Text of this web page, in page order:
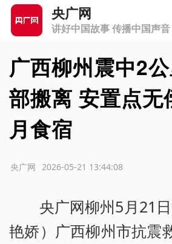
央广网
讲好中国故事 传播中国声音
广西柳州震中2
部搬离 安置点无
月食宿
2026-05-21 13:44:08
央广网
央广网柳州5月21
艳娇）广西柳州市抗震